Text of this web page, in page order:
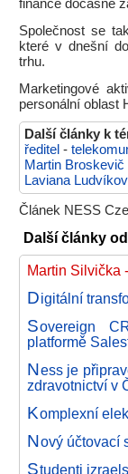
finance dočasně
Společnost se
které v dnešní
trhu.
Marketingové
personální oblast
Další články k
ředitel -
Martin Broskevič
Laviana
Článek NESS
Další články
Martin Silvička
Digitální
Sovereign
platformě
Ness je
zdravotnictví v
Komplexní
Nový účtovací
Studenti